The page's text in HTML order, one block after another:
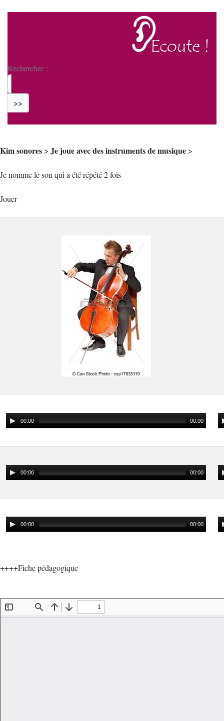
Rechercher :
>>
Kim sonores > Je joue avec des instruments de musique >
Je nomme le son qui a été répété 2 fois
Jouer
00:00 00:00
00:00 00:00
00:00 00:00
++++Fiche pédagogique